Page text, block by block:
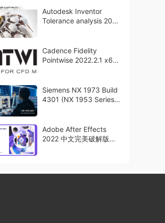
Autodesk Inventor
Tolerance analysis 2023
Cadence Fidelity
Pointwise 2022.2.1 x64
Siemens NX 1973 Build
4301 (NX 1953 Series)
Adobe After Effects
2022 中文完美破解版下